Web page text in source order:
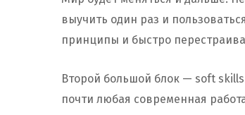
выучить один раз и
принципы и быстро
Второй большой блок — soft
почти любая современная